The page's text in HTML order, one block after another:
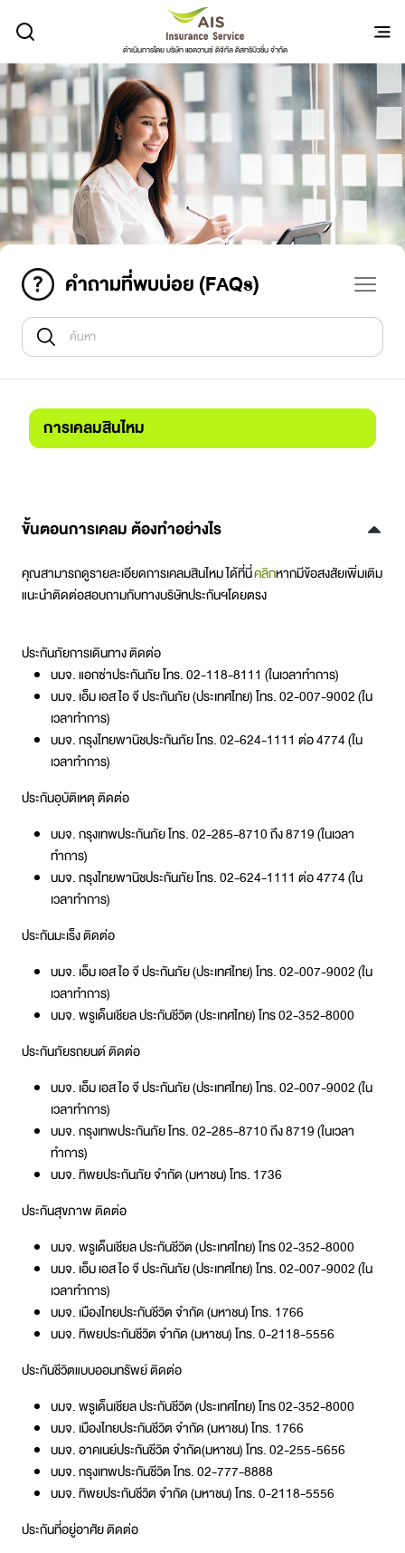
ดำเนินการโดย บริษัท แอดวานซ์ ดิจิทัล ดิสทริบิวชั่น จำกัด
คำถามที่พบบ่อย (FAQs)
การเคลมสินไหม
ขั้นตอนการเคลม ต้องทำอย่างไร
คุณสามารถดูรายละเอียดการเคลมสินไหม ได้ที่นี่คลิกหากมีข้อสงสัยเพิ่มเติม
แนะนำติดต่อสอบถามกับทางบริษัทประกันฯโดยตรง
ประกันภัยการเดินทาง ติดต่อ
บมจ. แอกซ่าประกันภัย โทร. 02-118-8111 (ในเวลาทำการ)
บมจ. เอ็ม เอส ไอ จี ประกันภัย (ประเทศไทย) โทร. 02-007-9002 (ใน
เวลาทำการ)
บมจ. กรุงไทยพานิชประกันภัย โทร. 02-624-1111 ต่อ 4774 (ใน
เวลาทำการ)
ประกันอุบัติเหตุ ติดต่อ
บมจ. กรุงเทพประกันภัย โทร. 02-285-8710 ถึง 8719 (ในเวลา
ทำการ)
บมจ. กรุงไทยพานิชประกันภัย โทร. 02-624-1111 ต่อ 4774 (ใน
เวลาทำการ)
ประกันมะเร็ง ติดต่อ
บมจ. เอ็ม เอส ไอ จี ประกันภัย (ประเทศไทย) โทร. 02-007-9002 (ใน
เวลาทำการ)
บมจ. พรูเด็นเชียล ประกันชีวิต (ประเทศไทย) โทร 02-352-8000
ประกันภัยรถยนต์ ติดต่อ
บมจ. เอ็ม เอส ไอ จี ประกันภัย (ประเทศไทย) โทร. 02-007-9002 (ใน
เวลาทำการ)
บมจ. กรุงเทพประกันภัย โทร. 02-285-8710 ถึง 8719 (ในเวลา
ทำการ)
บมจ. ทิพยประกันภัย จำกัด (มหาชน) โทร. 1736
ประกันสุขภาพ ติดต่อ
บมจ. พรูเด็นเชียล ประกันชีวิต (ประเทศไทย) โทร 02-352-8000
บมจ. เอ็ม เอส ไอ จี ประกันภัย (ประเทศไทย) โทร. 02-007-9002 (ใน
เวลาทำการ)
บมจ. เมืองไทยประกันชีวิต จำกัด (มหาชน) โทร. 1766
บมจ. ทิพยประกันชีวิต จำกัด (มหาชน) โทร. 0-2118-5556
ประกันชีวิตแบบออมทรัพย์ ติดต่อ
บมจ. พรูเด็นเชียล ประกันชีวิต (ประเทศไทย) โทร 02-352-8000
บมจ. เมืองไทยประกันชีวิต จำกัด (มหาชน) โทร. 1766
บมจ. อาคเนย์ประกันชีวิต จำกัด(มหาชน) โทร. 02-255-5656
บมจ. กรุงเทพประกันชีวิต โทร. 02-777-8888
บมจ. ทิพยประกันชีวิต จำกัด (มหาชน) โทร. 0-2118-5556
ประกันที่อยู่อาศัย ติดต่อ